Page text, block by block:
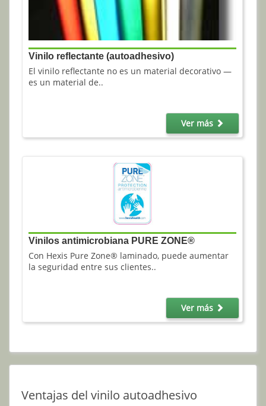
Vinilo reflectante (autoadhesivo)
El vinilo reflectante no es un material decorativo —
es un material de..
Ver más
Vinilos antimicrobiana PURE ZONE®
Con Hexis Pure Zone® laminado, puede aumentar
la seguridad entre sus clientes..
Ver más
Ventajas del vinilo autoadhesivo